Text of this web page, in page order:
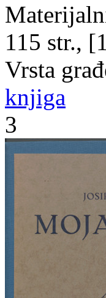
115 str.,
Vrsta
knjiga
3